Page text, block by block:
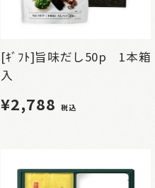
[ｷﾞﾌﾄ]旨味だし50p 1本箱
入
¥2,788 税込